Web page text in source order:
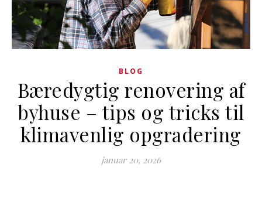
BLOG
Bæredygtig renovering af
byhuse – tips og tricks til
klimavenlig opgradering
januar 20, 2026